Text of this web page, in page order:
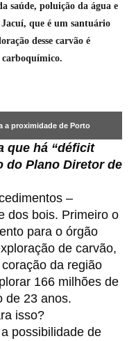
saúde, poluição da água e
que é um santuário
desse carvão é
carboquímico.
a proximidade de Porto
que há “déficit
do Plano Diretor de
–
dos bois. Primeiro o
para o órgão
de carvão,
da região
166 milhões de
de 23 anos.
isso?
possibilidade de